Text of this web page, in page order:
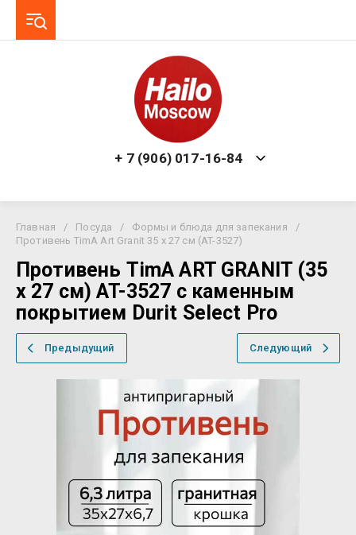
+ 7 (906) 017-16-84
Главная / Посуда / Формы и блюда для запекания
/
Противень TimA Art Granit 35 х 27 см (AT-3527)
Противень TimA ART GRANIT (35
х 27 см) AT-3527 с каменным
покрытием Durit Select Pro
Предыдущий Следующий